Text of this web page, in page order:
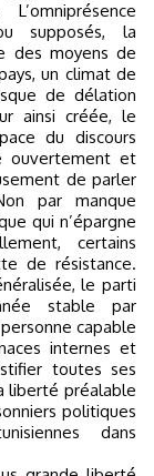
supposés, la
des moyens de
un climat de
de délation
ainsi créée, le
du discours
ouvertement et
de parler
par manque
qui n’épargne
certains
de résistance.
le parti
stable par
capable
internes et
toutes ses
liberté préalable
politiques
dans